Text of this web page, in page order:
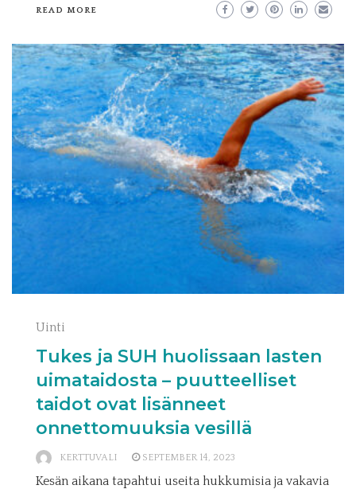
READ MORE
Uinti
Tukes ja SUH huolissaan lasten
uimataidosta – puutteelliset
taidot ovat lisänneet
onnettomuuksia vesillä
KERTTUVALI SEPTEMBER 14, 2023
Kesän aikana tapahtui useita hukkumisia ja vakavia